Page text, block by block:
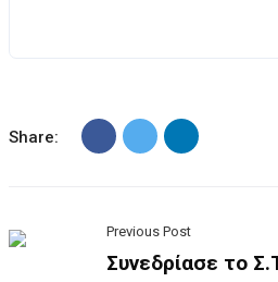
Share:
Previous Post
Συνεδρίασε το